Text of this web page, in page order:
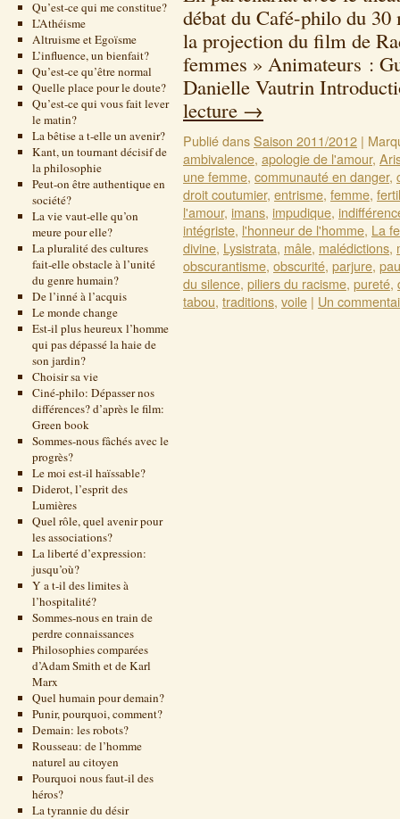
Qu’est-ce qui me constitue?
L’Athéisme
Altruisme et Egoïsme
L’influence, un bienfait?
Qu’est-ce qu’être normal
Quelle place pour le doute?
Qu’est-ce qui vous fait lever
le matin?
La bêtise a t-elle un avenir?
Kant, un tournant décisif de
la philosophie
Peut-on être authentique en
société?
La vie vaut-elle qu’on
meure pour elle?
La pluralité des cultures
fait-elle obstacle à l’unité
du genre humain?
De l’inné à l’acquis
Le monde change
Est-il plus heureux l’homme
qui pas dépassé la haie de
son jardin?
Choisir sa vie
Ciné-philo: Dépasser nos
différences? d’après le film:
Green book
Sommes-nous fâchés avec le
progrès?
Le moi est-il haïssable?
Diderot, l’esprit des
Lumières
Quel rôle, quel avenir pour
les associations?
La liberté d’expression:
jusqu’où?
Y a t-il des limites à
l’hospitalité?
Sommes-nous en train de
perdre connaissances
Philosophies comparées
d’Adam Smith et de Karl
Marx
Quel humain pour demain?
Punir, pourquoi, comment?
Demain: les robots?
Rousseau: de l’homme
naturel au citoyen
Pourquoi nous faut-il des
héros?
La tyrannie du désir
débat du Café-philo du
la projection du film de
femmes » Animateurs :
Danielle Vautrin
lecture →
Publié dansSaison 2011/2012 |
ambivalence, apologie de l'amour,
une femme, communauté en danger,
droit coutumier, entrisme, femme,
l'amour, imans, impudique,
intégriste, l'honneur de l'homme, La
divine, Lysistrata, mâle, malédictions,
obscurantisme, obscurité, parjure,
du silence, piliers du racisme, pureté,
tabou, traditions, voile | Un